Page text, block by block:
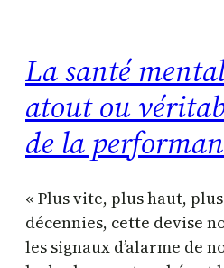
La santé
atout ou
de la
« Plus vite, plus haut,
décennies, cette devise
les signaux d’alarme de